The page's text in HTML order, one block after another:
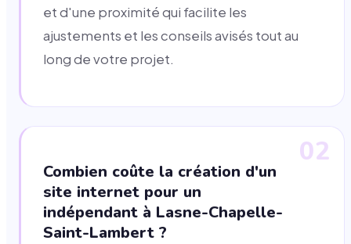
et d'une proximité qui facilite les
ajustements et les conseils avisés tout au
long de votre projet.
02
Combien coûte la création d'un
site internet pour un
indépendant à Lasne-Chapelle-
Saint-Lambert ?